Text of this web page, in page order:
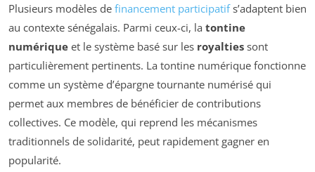
Plusieurs modèles de financement participatifs’adaptent bien
au contexte sénégalais. Parmi ceux-ci, la tontine
numérique et le système basé sur les royalties sont
particulièrement pertinents. La tontine numérique fonctionne
comme un système d’épargne tournante numérisé qui
permet aux membres de bénéficier de contributions
collectives. Ce modèle, qui reprend les mécanismes
traditionnels de solidarité, peut rapidement gagner en
popularité.